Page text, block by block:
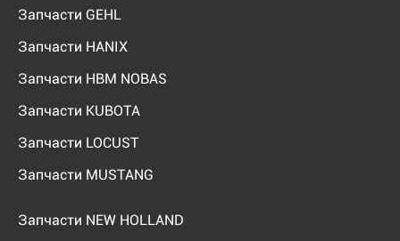
Запчасти GEHL
Запчасти HANIX
Запчасти HBM NOBAS
Запчасти KUBOTA
Запчасти LOCUST
Запчасти MUSTANG
Запчасти NEW HOLLAND